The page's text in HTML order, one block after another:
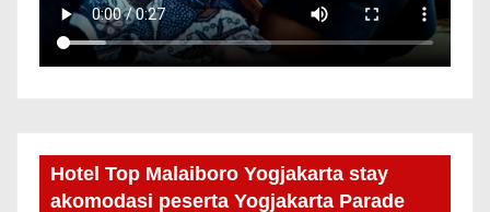
Hotel Top Malaiboro Yogjakarta stay
akomodasi peserta Yogjakarta Parade